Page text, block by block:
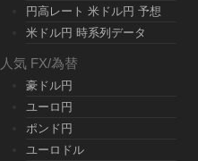
円高レート 米ドル円 予想
米ドル円 時系列データ
人気 FX/為替
豪ドル円
ユーロ円
ポンド円
ユーロドル